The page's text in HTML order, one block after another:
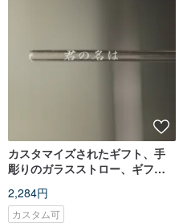
カスタマイズされたギフト、手
彫りのガラスストロー、ギフト
ークな耐熱ストロー
2,284円
カスタム可